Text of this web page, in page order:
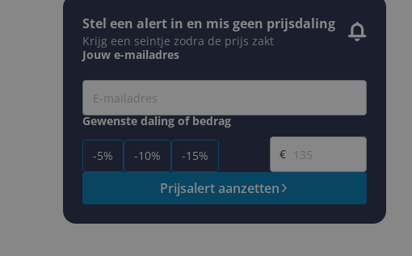
Stel een alert in en mis geen prijsdaling
Krijg een seintje zodra de prijs zakt
Jouw e-mailadres
Gewenste daling of bedrag
-5% -10% -15%
Gewenste prijs
€
Prijsalert aanzetten